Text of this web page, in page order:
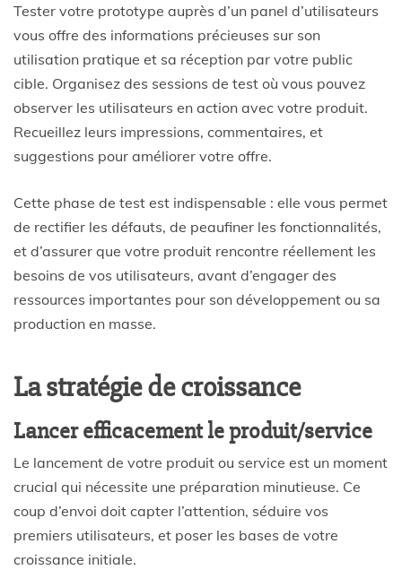
Tester votre prototype auprès d’un panel d’utilisateurs
vous offre des informations précieuses sur son
utilisation pratique et sa réception par votre public
cible. Organisez des sessions de test où vous pouvez
observer les utilisateurs en action avec votre produit.
Recueillez leurs impressions, commentaires, et
suggestions pour améliorer votre offre.
Cette phase de test est indispensable : elle vous permet
de rectifier les défauts, de peaufiner les fonctionnalités,
et d’assurer que votre produit rencontre réellement les
besoins de vos utilisateurs, avant d’engager des
ressources importantes pour son développement ou sa
production en masse.
La stratégie de croissance
Lancer efficacement le produit/service
Le lancement de votre produit ou service est un moment
crucial qui nécessite une préparation minutieuse. Ce
coup d’envoi doit capter l’attention, séduire vos
premiers utilisateurs, et poser les bases de votre
croissance initiale.